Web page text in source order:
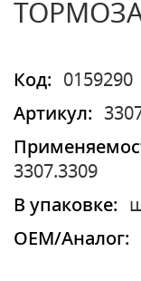
Код:
0159290
Артикул:
3307.3309
В упаковке:
OEM/Аналог: